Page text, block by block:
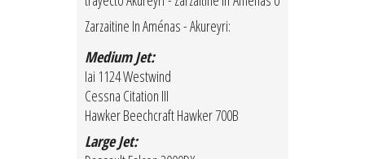
Zarzaitine In Aménas - Akureyri:
Medium Jet:
Iai 1124 Westwind
Cessna Citation III
Hawker Beechcraft Hawker 700B
Large Jet: